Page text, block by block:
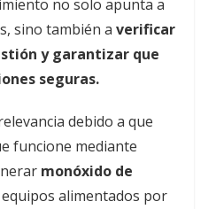
no solo apunta a
sino también a verificar
y garantizar que
seguras.
debido a que
funcione mediante
monóxido de
equipos alimentados por